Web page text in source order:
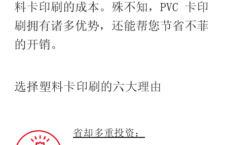
料卡印刷的成本。殊不知，PVC 卡印
刷拥有诸多优势，还能帮您节省不菲
的开销。
选择塑料卡印刷的六大理由
省却多重投资：